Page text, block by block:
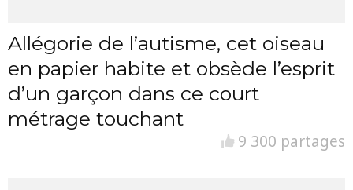
Allégorie de l’autisme, cet oiseau
en papier habite et obsède l’esprit
d’un garçon dans ce court
métrage touchant
9 300 partages